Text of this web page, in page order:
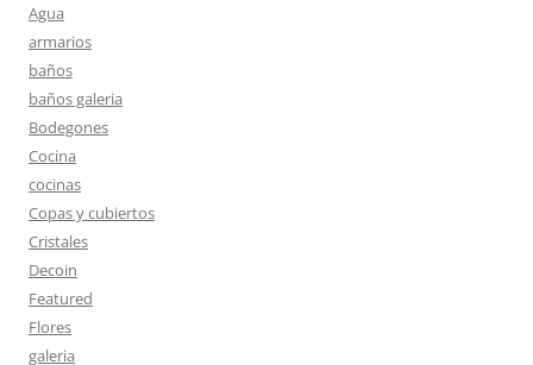
Agua
armarios
baños
baños galeria
Bodegones
Cocina
cocinas
Copas y cubiertos
Cristales
Decoin
Featured
Flores
galeria